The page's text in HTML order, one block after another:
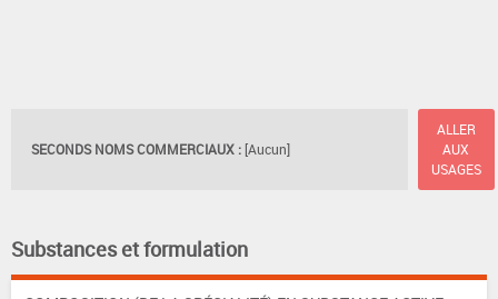
SECONDS NOMS COMMERCIAUX : [Aucun]
ALLER
AUX
USAGES
Substances et formulation